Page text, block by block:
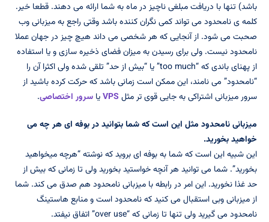
باشد) تنها با دریافت مبلغی ناچیز در ماه به شما ارائه می دهند. قطعا خیر.
کلمه ی نامحدود می تواند کمی نگران کننده باشد وقتی راجع به میزبانی وب
صحبت می شود. از آنجایی که هر شخصی می داند هیچ چیز در جهان عملا
نامحدود نیست. ولی برای رسیدن به میزان فضای ذخیره سازی و یا استفاده
از پهنای باندی که “too much” یا “بیش از حد” تلقی شده ولی اکثرا آن را
“نامحدود” می نامند، این ممکن است زمانی باشد که حرکت کرده باشید از
سرور میزبانی اشتراکی به جایی قوی تر مثل VPSیا سرور اختصاصی.
میزبانی نامحدود مثل این است که شما بتوانید در بوفه ای هر چه می
خواهید بخورید.
این شبیه این است که شما به بوفه ای بروید که نوشته “هرچه میخواهید
بخورید”. شما می توانید هر آنچه خواستید بخورید ولی تا زمانی که بیش از
حد غذا نخورید. این امر در رابطه با میزبانی نامحدود هم صدق می کند. شما
از میزبانی وبی استقبال می کنید که نامحدود است و منابع هاستینگ
نامحدود می گیرید ولی تنها تا زمانی که “over use” اتفاق نیفتد.